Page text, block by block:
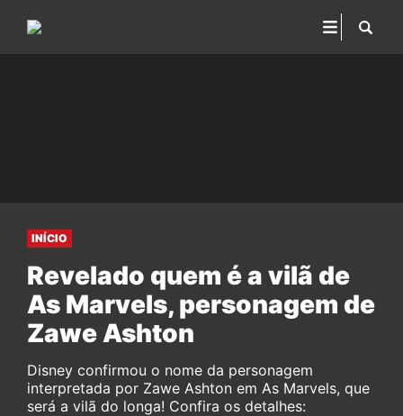
INÍCIO
Revelado quem é a vilã de
As Marvels, personagem de
Zawe Ashton
Disney confirmou o nome da personagem
interpretada por Zawe Ashton em As Marvels, que
será a vilã do longa! Confira os detalhes: